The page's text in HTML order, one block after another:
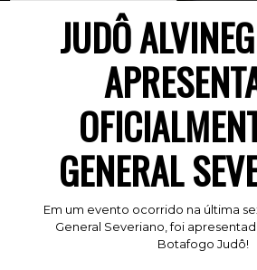
JUDÔ
GENERAL
Em um evento ocorrido na última
General Severiano, foi
Botafogo Judô!